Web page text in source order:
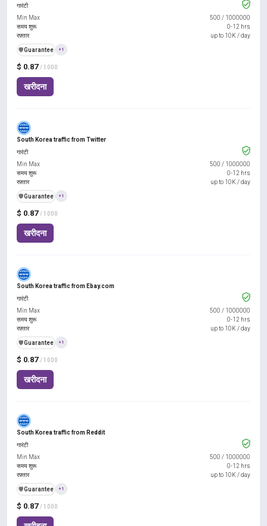
$ 0.87 / 1000
खरीदना
गारंटी
Min Max
500 / 1000000
समय शुरू
0-12 hrs
रफ़्तार
up to 10K / day
️🛡️Guarantee +1
South Korea traffic from Twitter
$ 0.87 / 1000
खरीदना
गारंटी
Min Max
500 / 1000000
समय शुरू
0-12 hrs
रफ़्तार
up to 10K / day
️🛡️Guarantee +1
South Korea traffic from Ebay.com
$ 0.87 / 1000
खरीदना
गारंटी
Min Max
500 / 1000000
समय शुरू
0-12 hrs
रफ़्तार
up to 10K / day
️🛡️Guarantee +1
South Korea traffic from Reddit
$ 0.87 / 1000
गारंटी
Min Max
500 / 1000000
समय शुरू
0-12 hrs
रफ़्तार
up to 10K / day
️🛡️Guarantee +1